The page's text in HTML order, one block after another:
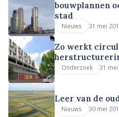
bouwplannen
stad
Nieuws 31 mei
Zo werkt
Onderzoek 31
Leer van de
Nieuws 30 mei